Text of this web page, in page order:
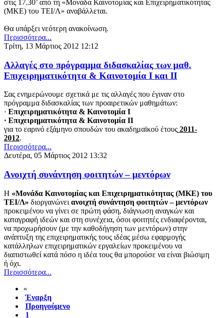
στις 17.30’ από τη «Μονάδα Καινοτομίας και Επιχειρηματικότητας
(ΜΚΕ) του ΤΕΙ/Λ» αναβάλλεται.
Θα υπάρξει νεότερη ανακοίνωση.
Περισσότερα...
Τρίτη, 13 Μάρτιος 2012 12:12
Aλλαγές στο πρόγραμμα διδασκαλίας των μαθ.
Επιχειρηματικότητα & Καινοτομία Ι και ΙΙ
Σας ενημερώνουμε σχετικά με τις αλλαγές που έγιναν στο
πρόγραμμα διδασκαλίας των προαιρετικών μαθημάτων:
· Επιχειρηματικότητα & Καινοτομία Ι
· Επιχειρηματικότητα & Καινοτομία ΙΙ
για το εαρινό εξάμηνο σπουδών του ακαδημαϊκού έτους 2011-
2012.
Περισσότερα...
Δευτέρα, 05 Μάρτιος 2012 13:32
Aνοιχτή συνάντηση φοιτητών – μεντόρων
Η «Μονάδα Καινοτομίας και Επιχειρηματικότητας (ΜΚΕ) του
ΤΕΙ/Λ» διοργανώνει ανοιχτή συνάντηση φοιτητών – μεντόρων
προκειμένου να γίνει σε πρώτη φάση, διάγνωση αναγκών και
καταγραφή ιδεών και στη συνέχεια, όσοι φοιτητές ενδιαφέρονται,
να προχωρήσουν (με την καθοδήγηση των μεντόρων) στην
ανάπτυξη της επιχειρηματικής τους ιδέας μέσω εφαρμογής
κατάλληλων επιχειρηματικών εργαλείων προκειμένου να
διαπιστωθεί κατά πόσο η ιδέα τους θα μπορούσε να είναι βιώσιμη
ή όχι.
Περισσότερα...
«
Έναρξη
Προηγούμενο
1